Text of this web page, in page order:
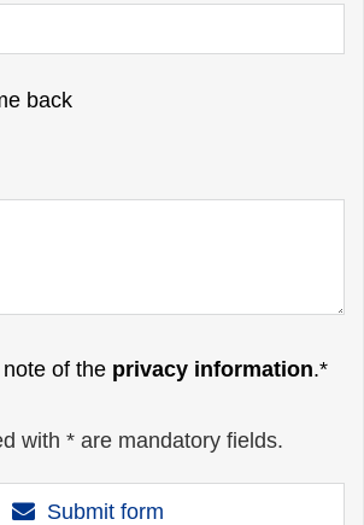
back
of the privacy information.*
with * are mandatory fields.
Submit form